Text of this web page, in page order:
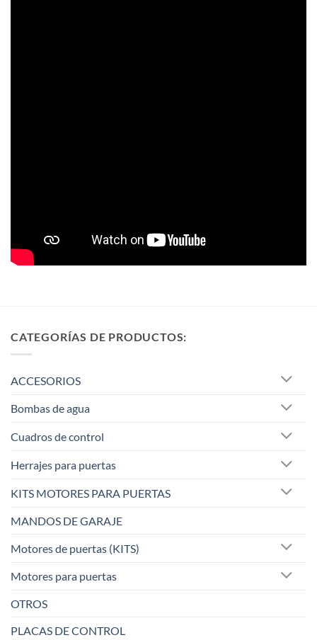
CATEGORÍAS DE PRODUCTOS:
ACCESORIOS
Bombas de agua
Cuadros de control
Herrajes para puertas
KITS MOTORES PARA PUERTAS
MANDOS DE GARAJE
Motores de puertas (KITS)
Motores para puertas
OTROS
PLACAS DE CONTROL